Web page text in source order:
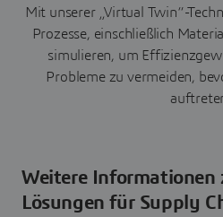
Mit unserer „Virtual Twin“-
Prozesse, einschließlich
simulieren, um
Probleme zu vermeiden,
Weitere Informationen
Lösungen für Supply